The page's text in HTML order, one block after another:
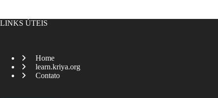
LINKS ÚTEIS
Home
learn.kriya.org
Contato